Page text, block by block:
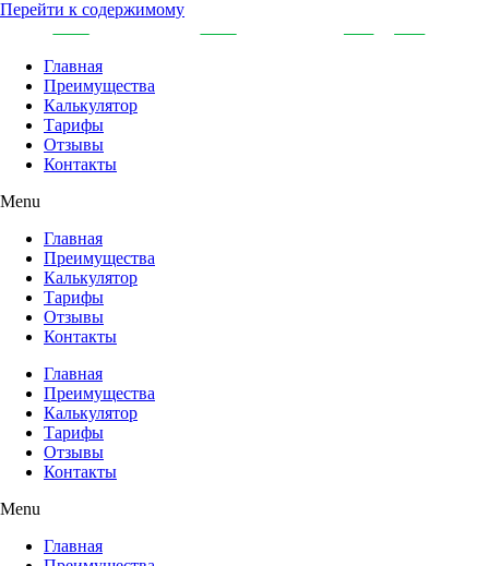
Перейти к содержимому
Главная
Преимущества
Калькулятор
Тарифы
Отзывы
Контакты
Menu
Главная
Преимущества
Калькулятор
Тарифы
Отзывы
Контакты
Главная
Преимущества
Калькулятор
Тарифы
Отзывы
Контакты
Menu
Главная